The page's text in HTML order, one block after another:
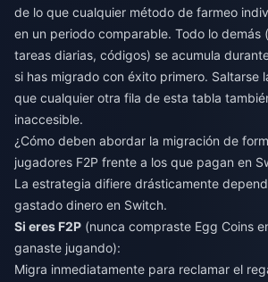
de lo que cualquier método de farmeo
en un periodo comparable. Todo lo demás
tareas diarias, códigos) se acumula
si has migrado con éxito primero. Saltarse
que cualquier otra fila de esta tabla
inaccesible.
¿Cómo deben abordar la migración de
jugadores F2P frente a los que pagan en
La estrategia difiere drásticamente
gastado dinero en Switch.
Si eres F2P (nunca compraste Egg Coins
ganaste jugando):
Migra inmediatamente para reclamar el